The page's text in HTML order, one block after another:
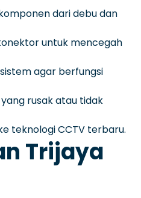
dari debu dan
untuk mencegah
agar berfungsi
rusak atau tidak
teknologi CCTV terbaru.
Trijaya